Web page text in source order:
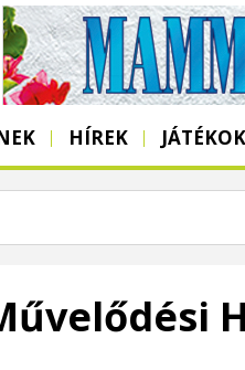
HÍREK JÁTÉKOK